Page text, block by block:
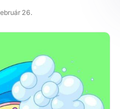
26.